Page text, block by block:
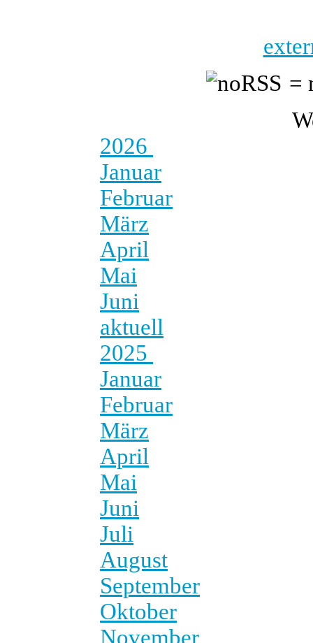
=
2026
Januar
Februar
März
April
Mai
Juni
aktuell
2025
Januar
Februar
März
April
Mai
Juni
Juli
August
September
Oktober
November